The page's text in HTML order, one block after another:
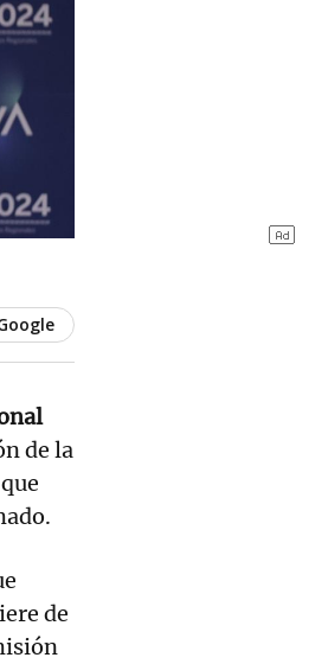
de la
que
de